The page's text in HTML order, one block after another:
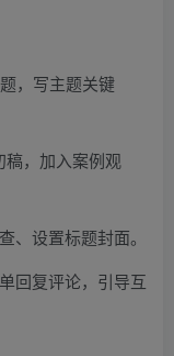
，写主题关键
稿，加入案例观
、设置标题封面。
回复评论，引导互